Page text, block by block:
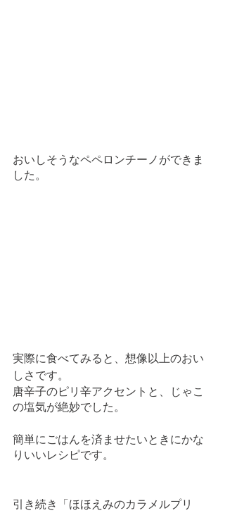
おいしそうなペペロンチーノができま
した。
実際に食べてみると、想像以上のおい
しさです。
唐辛子のピリ辛アクセントと、じゃこ
の塩気が絶妙でした。
簡単にごはんを済ませたいときにかな
りいいレシピです。
引き続き「ほほえみのカラメルプリ